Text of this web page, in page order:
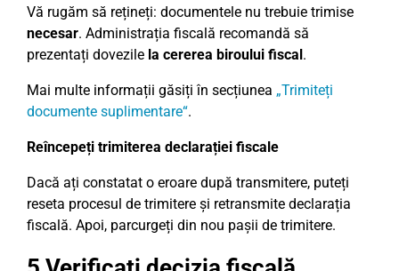
Vă rugăm să rețineți: documentele nu trebuie trimise
necesar. Administrația fiscală recomandă să
prezentați dovezile la cererea biroului fiscal .
Mai multe informații găsiți în secțiunea „Trimiteți
documente suplimentare“.
Reîncepeți trimiterea declarației fiscale
Dacă ați constatat o eroare după transmitere, puteți
reseta procesul de trimitere și retransmite declarația
fiscală. Apoi, parcurgeți din nou pașii de trimitere.